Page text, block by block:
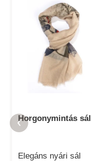
Horgonymintás sál
Elegáns nyári sál